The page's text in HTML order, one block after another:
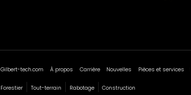
Gilbert-tech.com À propos Carrière Nouvelles Pièces et services
Forestier Tout-terrain Rabotage Construction